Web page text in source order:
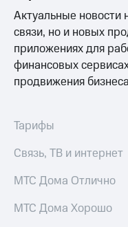
Описание
Уведомление
о
погашении
именных
Контакты
деловая этика
Актуальные новости
связи, но и новых
приложениях для
финансовых
продвижения
Тарифы
Связь, ТВ и интернет
МТС Дома Отлично
МТС Дома Хорошо